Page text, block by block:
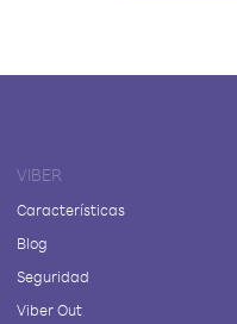
VIBER
Características
Blog
Seguridad
Viber Out